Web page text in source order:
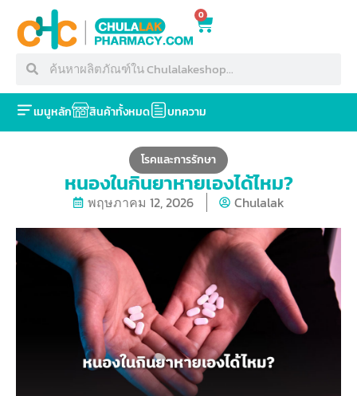
0
เมนูหลัก สินค้าทั้งหมด บทความ
โรคและการรักษา
หนองในกินยาหายเองได้ไหม?
พฤษภาคม 12, 2026 Chulalak